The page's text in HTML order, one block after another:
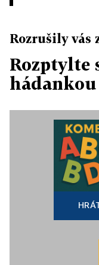
Rozrušily vás
Rozptylte
hádankou